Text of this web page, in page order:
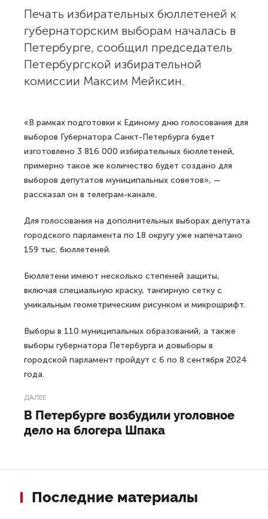
Печать избирательных бюллетеней к
губернаторским выборам началась в
Петербурге, сообщил председатель
Петербургской избирательной
комиссии Максим Мейксин.
«В рамках подготовки к Единому дню голосования для
выборов Губернатора Санкт-Петербурга будет
изготовлено 3 816 000 избирательных бюллетеней,
примерно такое же количество будет создано для
выборов депутатов муниципальных советов», —
рассказал он в телеграм-канале.
Для голосования на дополнительных выборах депутата
городского парламента по 18 округу уже напечатано
159 тыс. бюллетеней.
Бюллетени имеют несколько степеней защиты,
включая специальную краску, тангирную сетку с
уникальным геометрическим рисунком и микрошрифт.
Выборы в 110 муниципальных образований, а также
выборы губернатора Петербурга и довыборы в
городской парламент пройдут с 6 по 8 сентября 2024
года.
ДАЛЕЕ
В Петербурге возбудили уголовное
дело на блогера Шпака
Последние материалы